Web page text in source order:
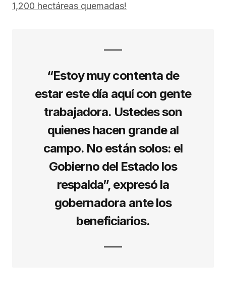
1,200 hectáreas quemadas!
“Estoy muy contenta de
estar este día aquí con gente
trabajadora. Ustedes son
quienes hacen grande al
campo. No están solos: el
Gobierno del Estado los
respalda”, expresó la
gobernadora ante los
beneficiarios.